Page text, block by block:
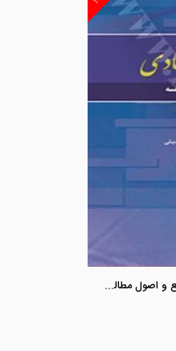
حقوق عمومی اقتصادی جلد 1 «منابع و اصول مطالعه تطبیقی ایران و فرانسه»